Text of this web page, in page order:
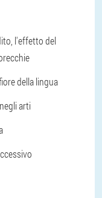
l'effetto del
della lingua
arti